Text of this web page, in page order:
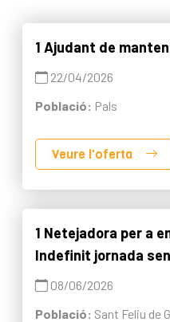
1 Ajudant de
22/04/2026
Població: Pals
Veure l'oferta
1 Netejadora per a
Indefinit jornada
08/06/2026
Població: Sant Feliu de